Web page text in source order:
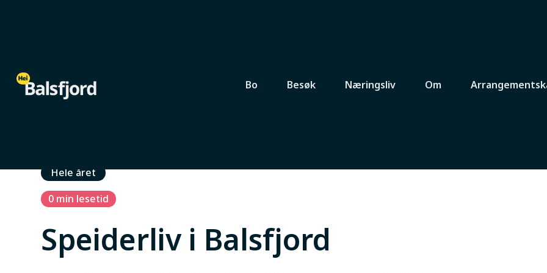
Bo Besøk Næringsliv Om
Hele året
0 min lesetid
Speiderliv i Balsfjord